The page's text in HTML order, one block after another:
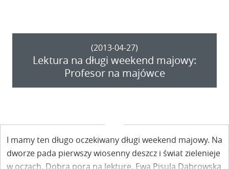
(2013-04-27)
Lektura na długi weekend majowy:
Profesor na majówce
I mamy ten długo oczekiwany długi weekend majowy. Na
dworze pada pierwszy wiosenny deszcz i świat zielenieje
w oczach. Dobra pora na lekturę. Ewa Pisula Dąbrowska